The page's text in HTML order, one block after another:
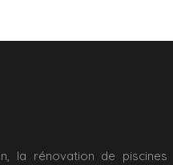
la rénovation de piscines